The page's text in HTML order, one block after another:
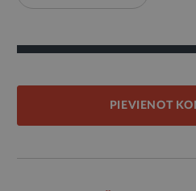
PIEVIENOT